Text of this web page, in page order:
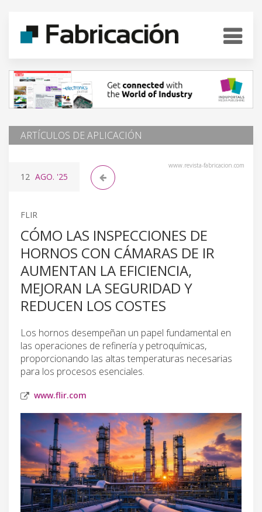
ARTÍCULOS DE APLICACIÓN
www.revista-fabricacion.com
12 AGO. '25
FLIR
CÓMO LAS INSPECCIONES DE
HORNOS CON CÁMARAS DE IR
AUMENTAN LA EFICIENCIA,
MEJORAN LA SEGURIDAD Y
REDUCEN LOS COSTES
Los hornos desempeñan un papel fundamental en
las operaciones de refinería y petroquímicas,
proporcionando las altas temperaturas necesarias
para los procesos esenciales.
www.flir.com